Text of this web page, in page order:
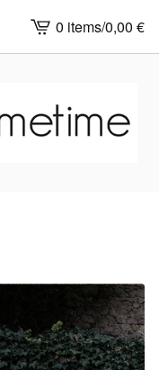
View
cart
0 items/0,00 €